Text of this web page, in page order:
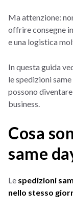
Ma attenzione:
offrire consegne
e una logistica
In questa guida
le spedizioni
possono
business.
Cosa
same
Le spedizioni
nello stesso